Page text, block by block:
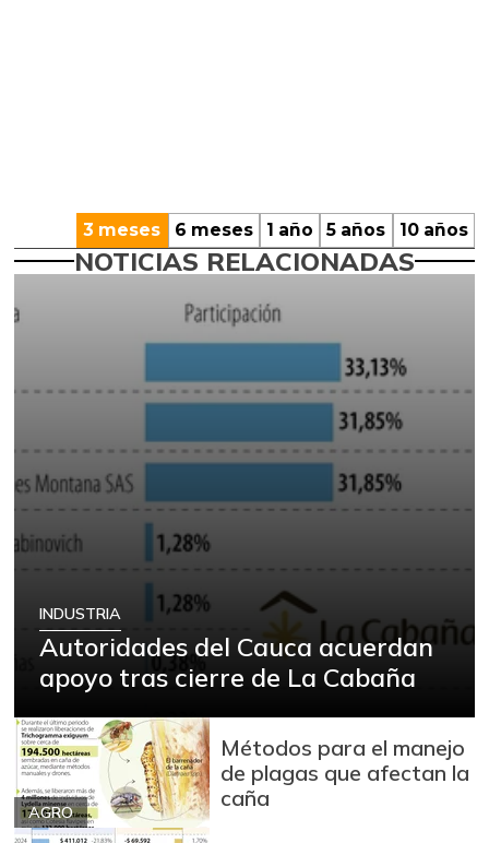
3 meses 6 meses 1 año 5 años 10 años
NOTICIAS RELACIONADAS
INDUSTRIA
Autoridades del Cauca acuerdan
apoyo tras cierre de La Cabaña
AGRO
Métodos para el manejo
de plagas que afectan la
caña